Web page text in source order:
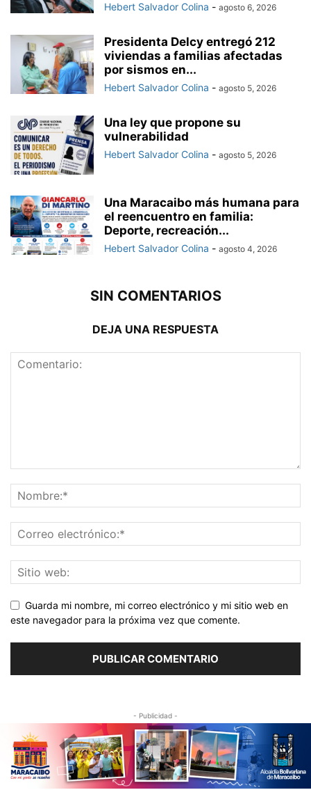
Hebert Salvador Colina - agosto 6, 2026
Presidenta Delcy entregó 212
viviendas a familias afectadas
por sismos en...
Hebert Salvador Colina - agosto 5, 2026
Una ley que propone su
vulnerabilidad
Hebert Salvador Colina - agosto 5, 2026
Una Maracaibo más humana para
el reencuentro en familia:
Deporte, recreación...
Hebert Salvador Colina - agosto 4, 2026
SIN COMENTARIOS
DEJA UNA RESPUESTA
Guarda mi nombre, mi correo electrónico y mi sitio web en
este navegador para la próxima vez que comente.
- Publicidad -